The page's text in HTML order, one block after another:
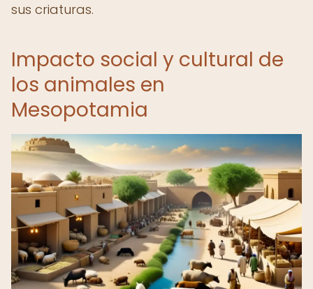
sus criaturas.
Impacto social y cultural de
los animales en
Mesopotamia